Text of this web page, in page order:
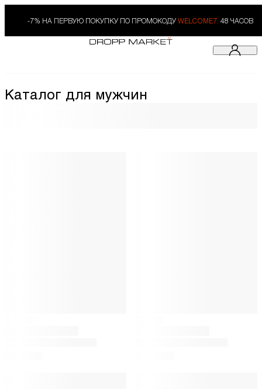
-7% НА ПЕРВУЮ ПОКУПКУ ПО ПРОМОКОДУ WELCOME7. 48 ЧАСОВ
Каталог для мужчин